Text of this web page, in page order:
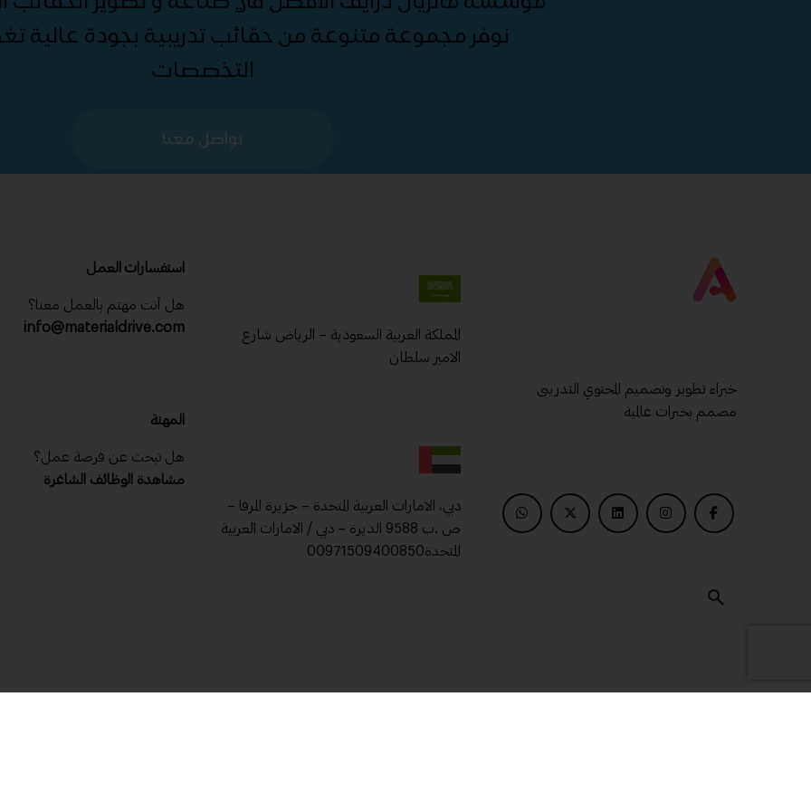
نوفر مجموعة متنوعة من حقائب تدريبية بجودة عالية
التخصصات
تواصل معنا
خبراء تطوير وتصميم المحتوي التدريبى
مصمم بخبرات عالمية
المملكة العربية السعودية – الرياض شارع
الامير سلطان
دبي، الامارات العربية المتحدة – جزيرة المرفا –
ص .ب 9588 الديرة – دبي / الامارات العربية
المتحدة00971509400850
استفسارات العمل
هل أنت مهتم بالعمل معنا؟
info@materialdrive.com
المهنة
هل تبحث عن فرصة عمل؟
مشاهدة الوظائف الشاغرة